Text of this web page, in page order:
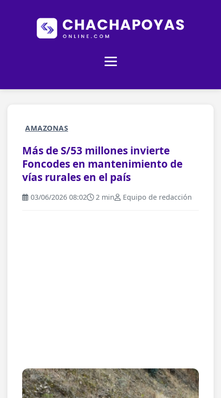
AMAZONAS
Más de S/53 millones invierte
Foncodes en mantenimiento de
vías rurales en el país
03/06/2026 08:02 2 min Equipo de redacción